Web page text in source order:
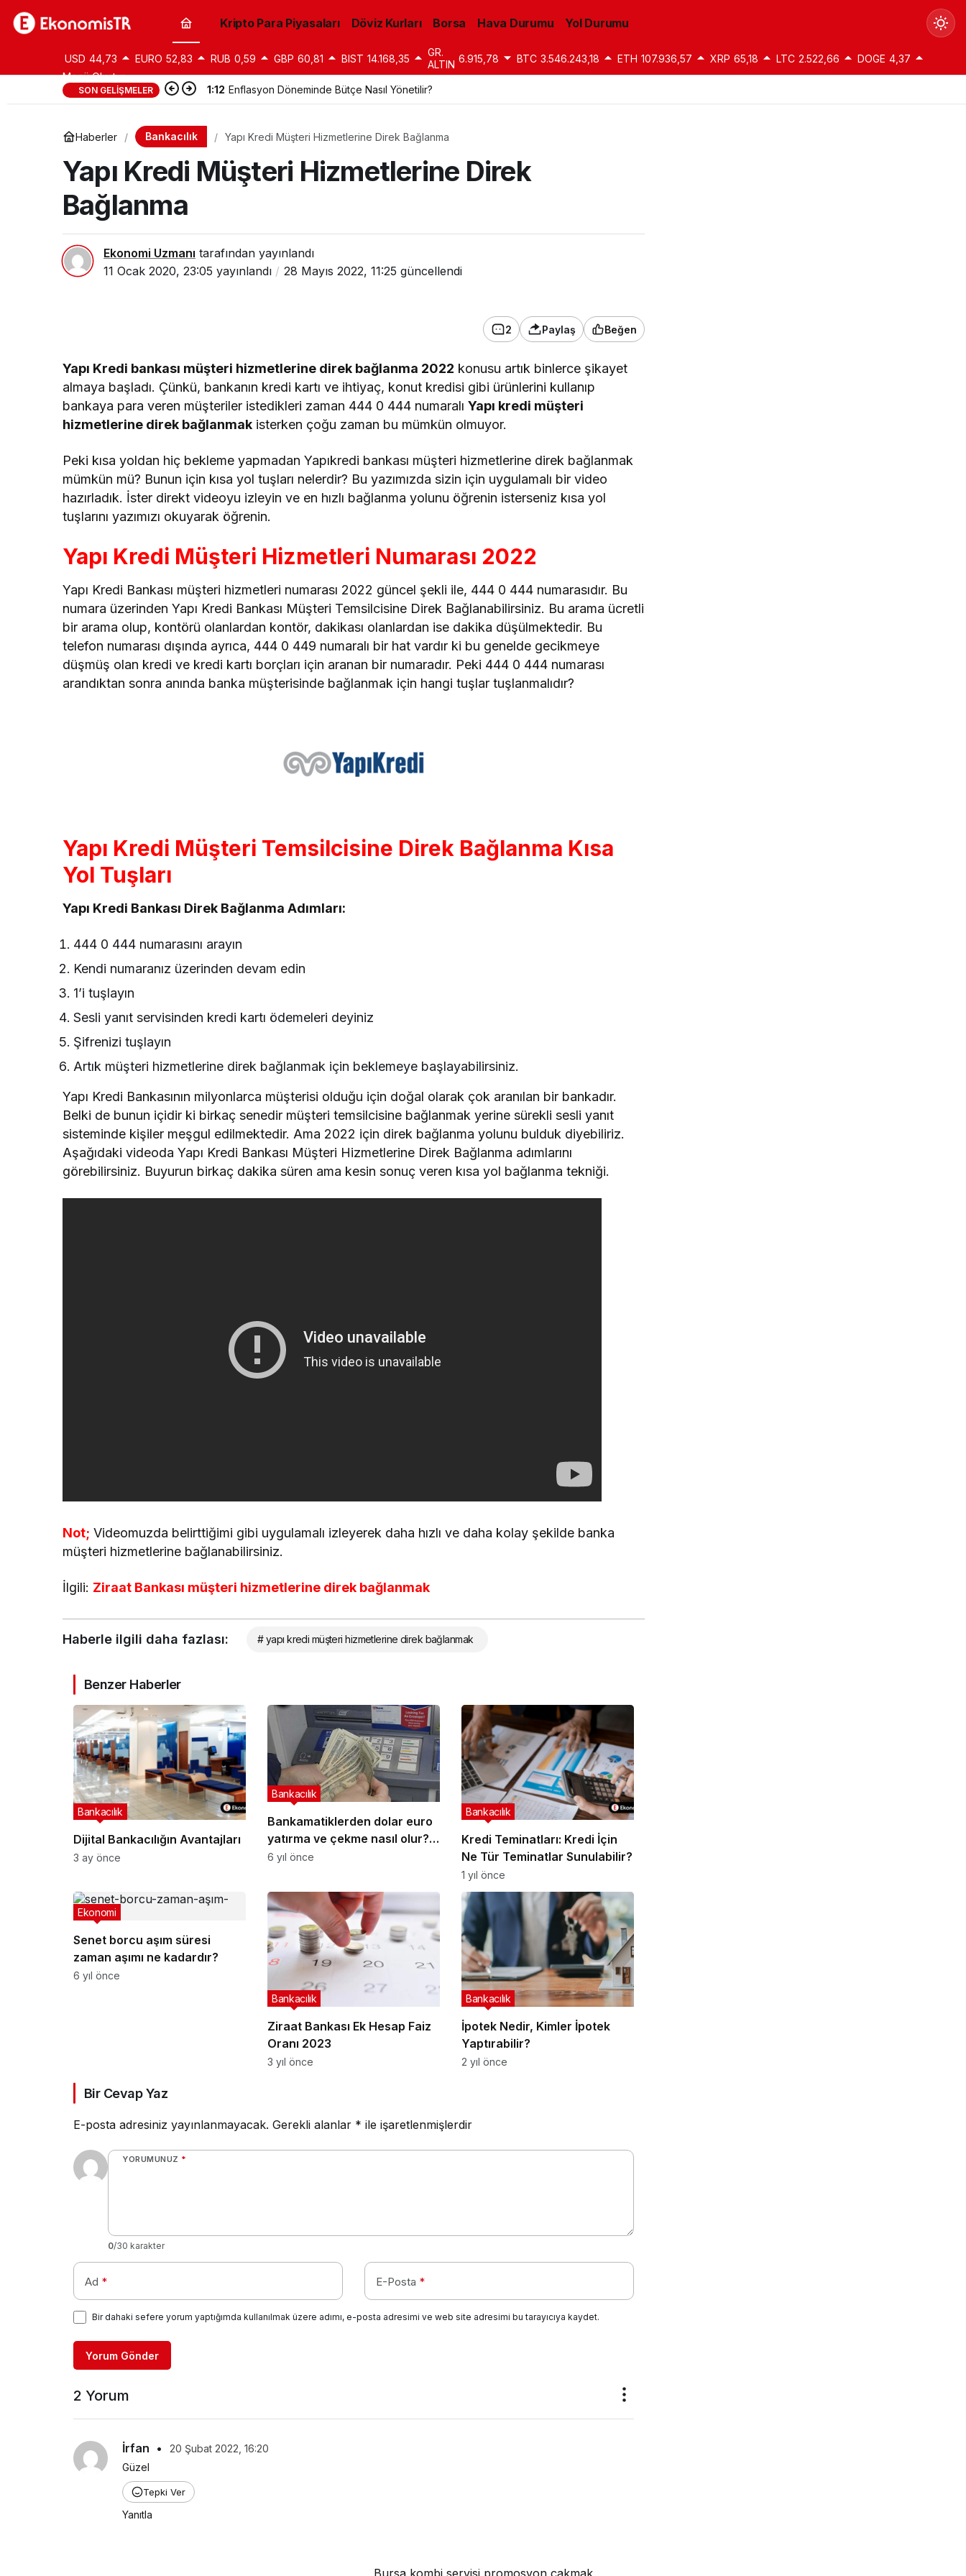
Kripto Para Piyasaları Döviz Kurları Borsa Hava Durumu Yol Durumu
USD 44,73 EURO 52,83 RUB 0,59 GBP 60,81 BIST 14.168,35
GR.
ALTIN 6.915,78 BTC 3.546.243,18 ETH 107.936,57 XRP 65,18 LTC 2.522,66 DOGE 4,37
Menü Oluştur
SON GELIŞMELER 1:12 Enflasyon Döneminde Bütçe Nasıl Yönetilir?
Haberler Bankacılık Yapı Kredi Müşteri Hizmetlerine Direk Bağlanma
Yapı Kredi Müşteri Hizmetlerine Direk
Bağlanma
Ekonomi Uzmanı tarafından yayınlandı
11 Ocak 2020, 23:05 yayınlandı 28 Mayıs 2022, 11:25 güncellendi
2 Paylaş Beğen
Yapı Kredi bankası müşteri hizmetlerine direk bağlanma 2022 konusu artık binlerce şikayet
almaya başladı. Çünkü, bankanın kredi kartı ve ihtiyaç, konut kredisi gibi ürünlerini kullanıp
bankaya para veren müşteriler istedikleri zaman 444 0 444 numaralıYapı kredi müşteri
hizmetlerine direk bağlanmak isterken çoğu zaman bu mümkün olmuyor.
Peki kısa yoldan hiç bekleme yapmadan Yapıkredi bankası müşteri hizmetlerine direk bağlanmak
mümkün mü? Bunun için kısa yol tuşları nelerdir? Bu yazımızda sizin için uygulamalı bir video
hazırladık. İster direkt videoyu izleyin ve en hızlı bağlanma yolunu öğrenin isterseniz kısa yol
tuşlarını yazımızı okuyarak öğrenin.
Yapı Kredi Müşteri Hizmetleri Numarası 2022
Yapı Kredi Bankası müşteri hizmetleri numarası 2022 güncel şekli ile, 444 0 444 numarasıdır. Bu
numara üzerinden Yapı Kredi Bankası Müşteri Temsilcisine Direk Bağlanabilirsiniz. Bu arama ücretli
bir arama olup, kontörü olanlardan kontör, dakikası olanlardan ise dakika düşülmektedir. Bu
telefon numarası dışında ayrıca, 444 0 449 numaralı bir hat vardır ki bu genelde gecikmeye
düşmüş olan kredi ve kredi kartı borçları için aranan bir numaradır. Peki 444 0 444 numarası
arandıktan sonra anında banka müşterisinde bağlanmak için hangi tuşlar tuşlanmalıdır?
Yapı Kredi Müşteri Temsilcisine Direk Bağlanma Kısa
Yol Tuşları
Yapı Kredi Bankası Direk Bağlanma Adımları:
444 0 444 numarasını arayın
Kendi numaranız üzerinden devam edin
1’i tuşlayın
Sesli yanıt servisinden kredi kartı ödemeleri deyiniz
Şifrenizi tuşlayın
Artık müşteri hizmetlerine direk bağlanmak için beklemeye başlayabilirsiniz.
Yapı Kredi Bankasının milyonlarca müşterisi olduğu için doğal olarak çok aranılan bir bankadır.
Belki de bunun içidir ki birkaç senedir müşteri temsilcisine bağlanmak yerine sürekli sesli yanıt
sisteminde kişiler meşgul edilmektedir. Ama 2022 için direk bağlanma yolunu bulduk diyebiliriz.
Aşağıdaki videoda Yapı Kredi Bankası Müşteri Hizmetlerine Direk Bağlanma adımlarını
görebilirsiniz. Buyurun birkaç dakika süren ama kesin sonuç veren kısa yol bağlanma tekniği.
Not; Videomuzda belirttiğimi gibi uygulamalı izleyerek daha hızlı ve daha kolay şekilde banka
müşteri hizmetlerine bağlanabilirsiniz.
İlgili: Ziraat Bankası müşteri hizmetlerine direk bağlanmak
Haberle ilgili daha fazlası: # yapı kredi müşteri hizmetlerine direk bağlanmak
Benzer Haberler
Dijital Bankacılığın Avantajları
Bankacılık
3 ay önce
Bankamatiklerden dolar euro
yatırma ve çekme nasıl olur?
ATM’den Döviz Yatırma ve
Bankacılık
6 yıl önce
Kredi Teminatları: Kredi İçin
Ne Tür Teminatlar Sunulabilir?
Bankacılık
1 yıl önce
Senet borcu aşım süresi
zaman aşımı ne kadardır?
Ekonomi
6 yıl önce
Ziraat Bankası Ek Hesap Faiz
Oranı 2023
Bankacılık
3 yıl önce
İpotek Nedir, Kimler İpotek
Yaptırabilir?
Bankacılık
2 yıl önce
Bir Cevap Yaz
E-posta adresiniz yayınlanmayacak. Gerekli alanlar * ile işaretlenmişlerdir
YORUMUNUZ *
0/30 karakter
Ad * E-Posta *
Bir dahaki sefere yorum yaptığımda kullanılmak üzere adımı, e-posta adresimi ve web site adresimi bu tarayıcıya kaydet.
Yorum Gönder
2 Yorum
İrfan •
20 Şubat 2022, 16:20
Güzel
Tepki Ver
Yanıtla
Bursa kombi servisi promosyon çakmak